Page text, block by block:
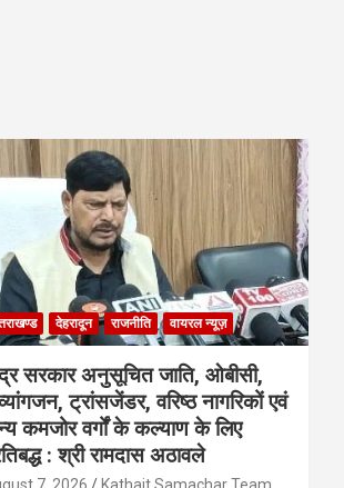
देहरादून राजनीति वायरल न्यूज़
सरकार अनुसूचित जाति, ओबीसी,
ट्रांसजेंडर, वरिष्ठ नागरिकों एवं
कमजोर वर्गों के कल्याण के लिए
: श्री रामदास अठावले
7, 2026 Kathait Samachar Team